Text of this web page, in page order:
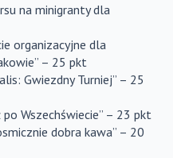
na minigranty dla
organizacyjne dla
– 25 pkt
Gwiezdny Turniej” – 25
Wszechświecie” – 23 pkt
dobra kawa” – 20